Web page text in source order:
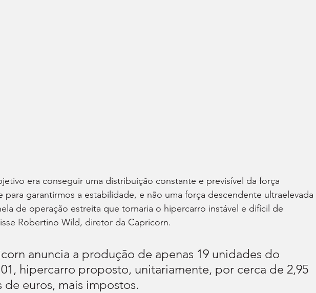
era conseguir uma distribuição constante e previsível da força
para garantirmos a estabilidade, e não uma força descendente
de operação estreita que tornaria o hipercarro instável e difícil de
Robertino Wild, diretor da Capricorn.
anuncia a produção de apenas 19 unidades do
hipercarro proposto, unitariamente, por cerca de 2,95
de euros, mais impostos.